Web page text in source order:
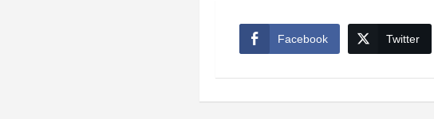
Facebook Twitter